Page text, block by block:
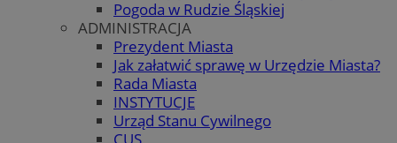
Pogoda w Rudzie Śląskiej
ADMINISTRACJA
Prezydent Miasta
Jak załatwić sprawę w Urzędzie Miasta?
Rada Miasta
INSTYTUCJE
Urząd Stanu Cywilnego